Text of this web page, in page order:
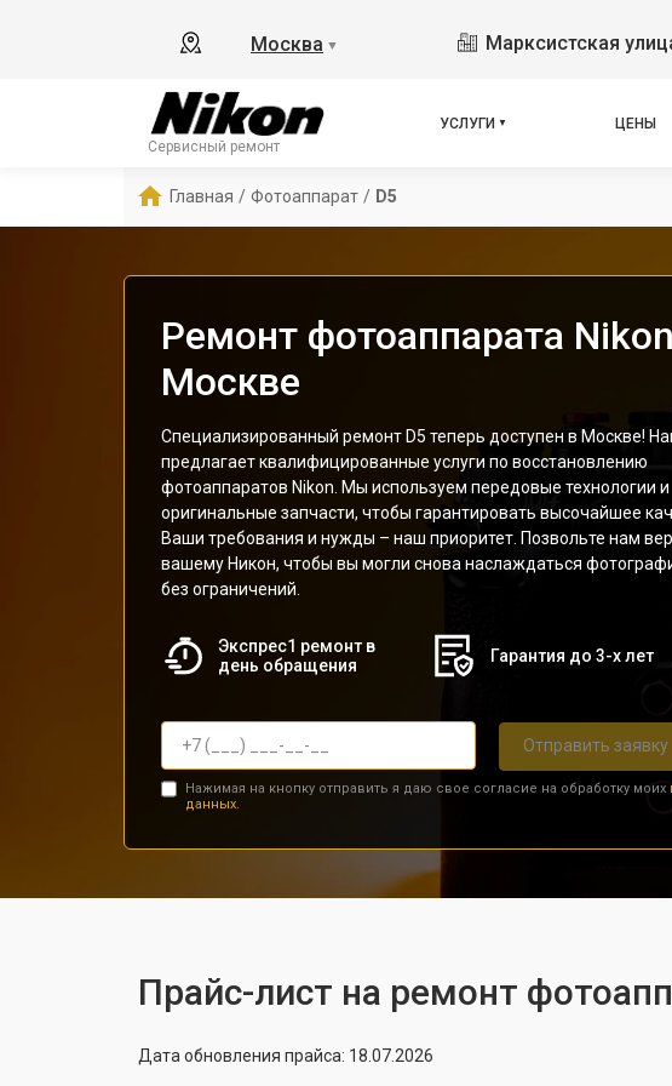
Москва ▼ Марксистская
Сервисный ремонт
УСЛУГИ ЦЕНЫ
Главная / Фотоаппарат / D5
Ремонт фотоаппарата
Москве
Специализированный ремонт D5 теперь доступен в Москве!
предлагает квалифицированные услуги по восстановлению
фотоаппаратов Nikon. Мы используем передовые технологии и
оригинальные запчасти, чтобы гарантировать высочайшее
Ваши требования и нужды – наш приоритет. Позвольте нам
вашему Никон, чтобы вы могли снова наслаждаться
без ограничений.
Экспрес1 ремонт в
день обращения
Гарантия до 3-х лет
Отправить заявку
Нажимая на кнопку отправить я даю свое согласие на обработку моих
данных.
Прайс-лист на ремонт
Дата обновления прайса: 18.07.2026